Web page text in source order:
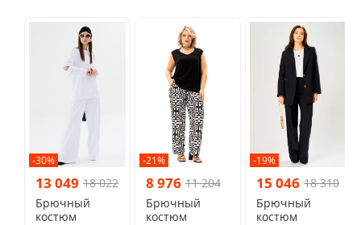
-30%
13 049 18 022
Брючный
костюм
-21%
8 976 11 204
Брючный
костюм
-19%
15 046 18 310
Брючный
костюм